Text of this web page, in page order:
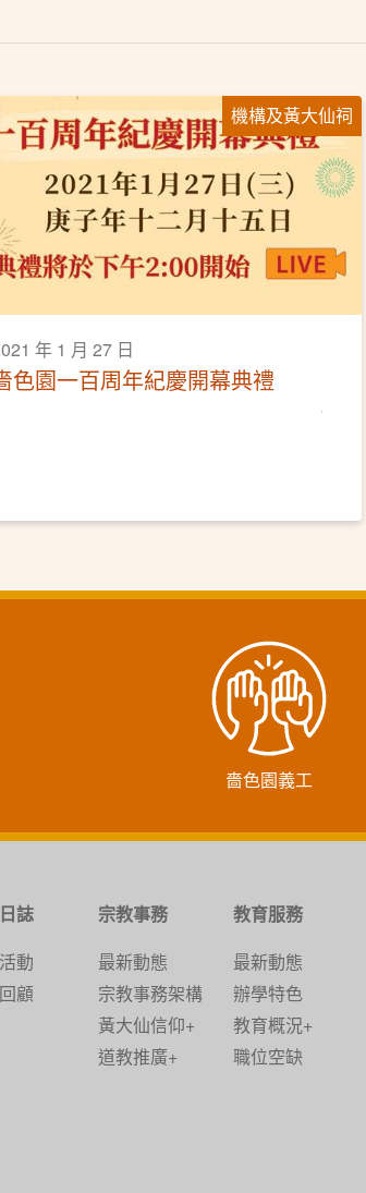
機構及黃大仙祠
年 1 月 27 日
色園一百周年紀慶開幕典禮
嗇色園義工
誌
動
顧
宗教事務
最新動態
宗教事務架構
黃大仙信仰+
道教推廣+
教育服務
最新動態
辦學特色
教育概況+
職位空缺